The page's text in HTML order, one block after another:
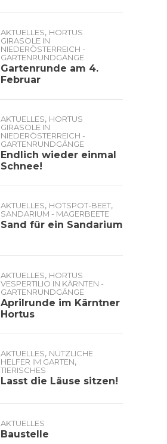
AKTUELLES, HORTUS
GIRASOLE IN
NIEDERÖSTERREICH -
GARTENRUNDGÄNGE
Gartenrunde am 4.
Februar
AKTUELLES, HORTUS
GIRASOLE IN
NIEDERÖSTERREICH -
GARTENRUNDGÄNGE
Endlich wieder einmal
Schnee!
AKTUELLES, HOTSPOT-BEET,
SANDARIUM - MAGERBEETE
Sand für ein Sandarium
AKTUELLES, HORTUS
VESPERTILIO IN KÄRNTEN -
GARTENRUNDGÄNGE
Aprilrunde im Kärntner
Hortus
AKTUELLES, NÜTZLICHE
HELFER IM GARTEN,
TIERISCHES
Lasst die Läuse sitzen!
AKTUELLES
Baustelle